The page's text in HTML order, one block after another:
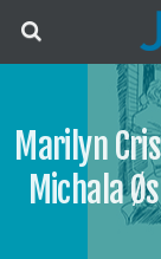
Marilyn
Michala